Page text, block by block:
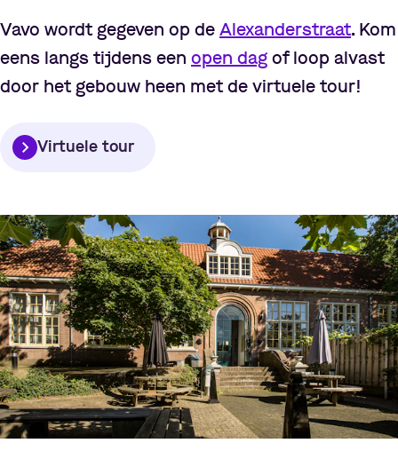
Vavo wordt gegeven op de Alexanderstraat. Kom
eens langs tijdens een open dag of loop alvast
door het gebouw heen met de virtuele tour!
Virtuele tour